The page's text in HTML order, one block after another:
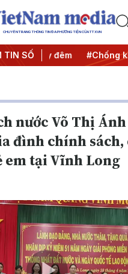
CHUYÊN TRANG THÔNG TIN ĐA PHƯƠNG TIỆN CỦA TTXVN
TIN SỐ
ngày đêm #Chống khai
nước Võ Thị
đình chính sách,
em tại Vĩnh Long